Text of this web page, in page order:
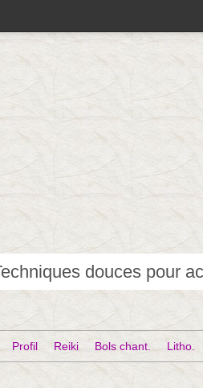
Profil Reiki Bols chant. Litho.